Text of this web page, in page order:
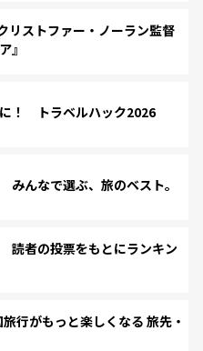
ストファー・ノーラン監督
』
！ トラベルハック2026
んなで選ぶ、旅のベスト。
読者の投票をもとにランキン
行がもっと楽しくなる 旅先・